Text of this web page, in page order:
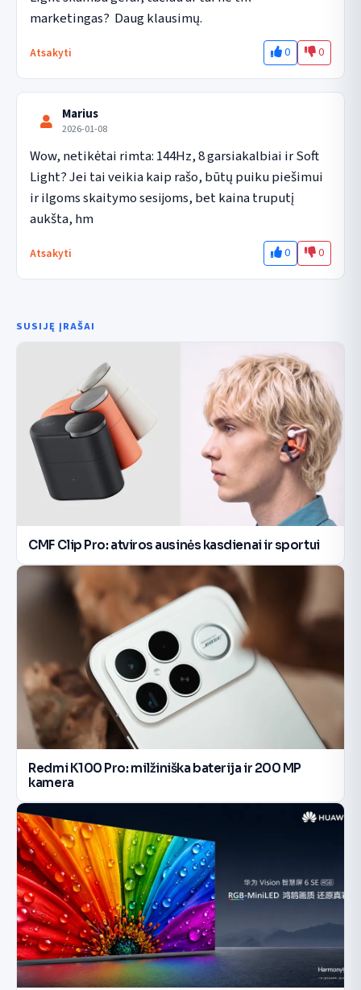
marketingas?  Daug klausimų.
Atsakyti 0 0
Marius
2026-01-08
Wow, netikėtai rimta: 144Hz, 8 garsiakalbiai ir Soft
Light? Jei tai veikia kaip rašo, būtų puiku piešimui
ir ilgoms skaitymo sesijoms, bet kaina truputį
aukšta, hm
Atsakyti 0 0
SUSIJĘ ĮRAŠAI
CMF Clip Pro: atviros ausinės kasdienai ir sportui
Redmi K100 Pro: milžiniška baterija ir 200 MP
kamera